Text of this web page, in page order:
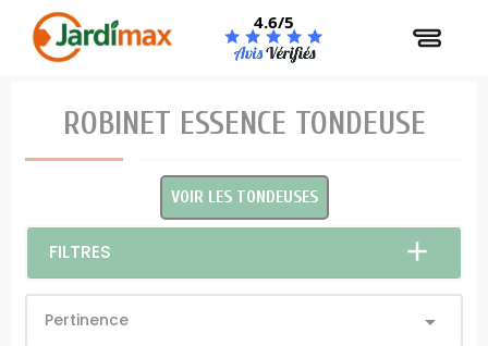
4.6/5
ROBINET ESSENCE TONDEUSE
VOIR LES TONDEUSES
FILTRES
Pertinence 
Panneau de gestion des cookies